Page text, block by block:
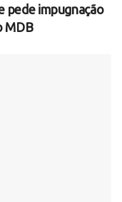
pede impugnação
MDB